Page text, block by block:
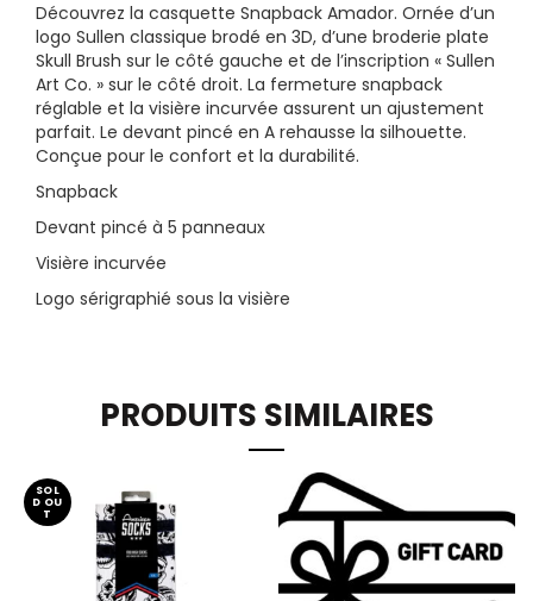
Découvrez la casquette Snapback Amador. Ornée d’un
logo Sullen classique brodé en 3D, d’une broderie plate
Skull Brush sur le côté gauche et de l’inscription « Sullen
Art Co. » sur le côté droit. La fermeture snapback
réglable et la visière incurvée assurent un ajustement
parfait. Le devant pincé en A rehausse la silhouette.
Conçue pour le confort et la durabilité.
Snapback
Devant pincé à 5 panneaux
Visière incurvée
Logo sérigraphié sous la visière
PRODUITS SIMILAIRES
SOL
D OU
T